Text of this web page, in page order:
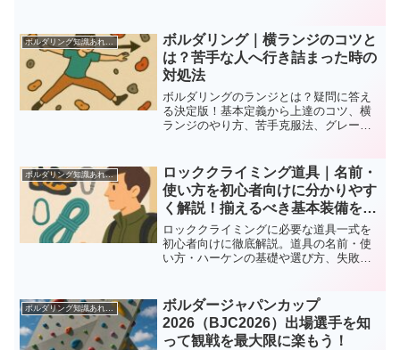
ボルダリング｜横ランジのコツと
は？苦手な人へ行き詰まった時の
対処法
ボルダリングのランジとは？疑問に答え
る決定版！基本定義から上達のコツ、横
ランジのやり方、苦手克服法、グレード
ボルダリング知識あれこれ
ロッククライミング道具｜名前・
使い方を初心者向けに分かりやす
く解説！揃えるべき基本装備を知
ろう
ロッククライミングに必要な道具一式を
初心者向けに徹底解説。道具の名前・使
い方・ハーケンの基礎や選び方、失敗し
ボルダリング知識あれこれ
ボルダージャパンカップ
2026（BJC2026）出場選手を知
って観戦を最大限に楽もう！